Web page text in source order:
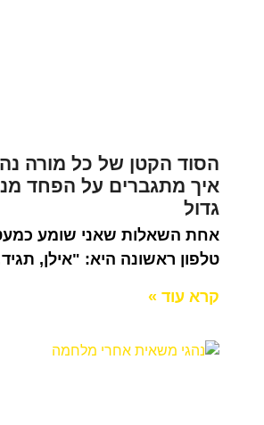
הסוד הקטן של כל מורה
איך מתגברים על הפחד
גדול
אחת השאלות שאני שומע
טלפון ראשונה היא: "אילן,
קרא עוד »